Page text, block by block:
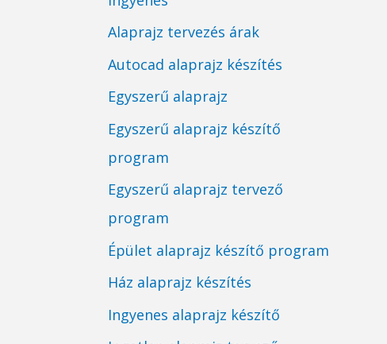
Alaprajz tervezés árak
Autocad alaprajz készítés
Egyszerű alaprajz
Egyszerű alaprajz készítő
program
Egyszerű alaprajz tervező
program
Épület alaprajz készítő program
Ház alaprajz készítés
Ingyenes alaprajz készítő